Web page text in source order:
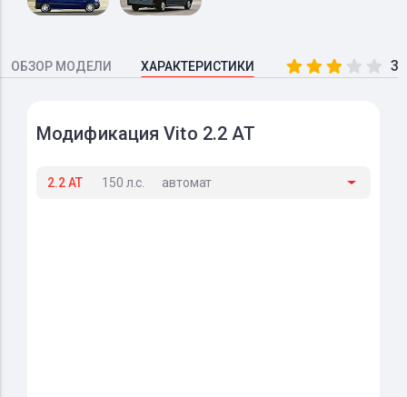
ОБЗОР МОДЕЛИ ХАРАКТЕРИСТИКИ
Модификация Vito 2.2 AT
2.2 AT 150 л.с. автомат